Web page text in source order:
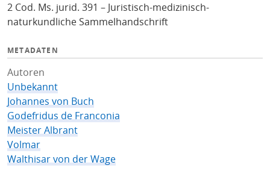
f
o
2 Cod. Ms. jurid. 391 – Juristisch-medizinisch-
naturkundliche Sammelhandschrift
METADATEN
Autoren
Unbekannt
Johannes von Buch
Godefridus de Franconia
Meister Albrant
Volmar
Walthisar von der Wage